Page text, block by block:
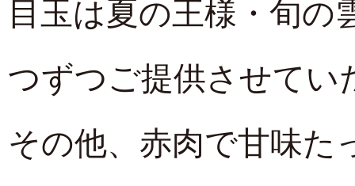
目玉は夏の王様・旬の
つずつご提供させてい
その他、赤肉で甘味た